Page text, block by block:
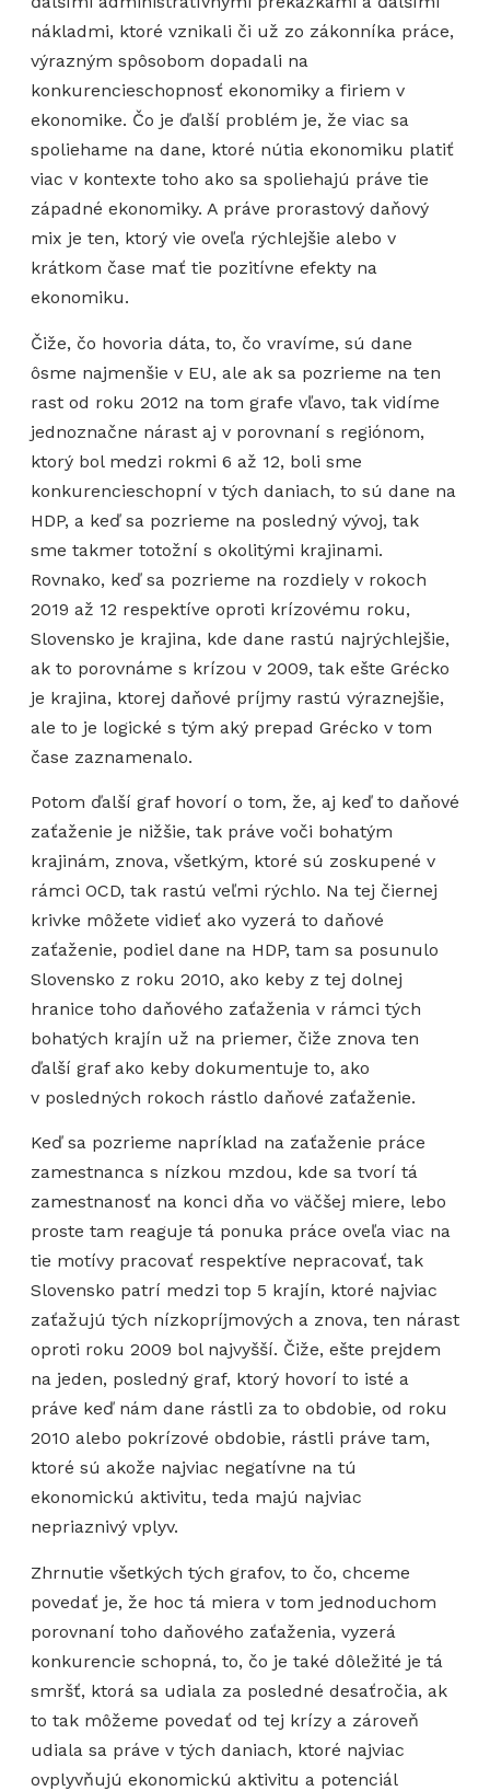
nákladmi, ktoré vznikali či už zo zákonníka práce,
výrazným spôsobom dopadali na
konkurencieschopnosť ekonomiky a firiem v
ekonomike. Čo je ďalší problém je, že viac sa
spoliehame na dane, ktoré nútia ekonomiku platiť
viac v kontexte toho ako sa spoliehajú práve tie
západné ekonomiky. A práve prorastový daňový
mix je ten, ktorý vie oveľa rýchlejšie alebo v
krátkom čase mať tie pozitívne efekty na
ekonomiku.
Čiže, čo hovoria dáta, to, čo vravíme, sú dane
ôsme najmenšie v EU, ale ak sa pozrieme na ten
rast od roku 2012 na tom grafe vľavo, tak vidíme
jednoznačne nárast aj v porovnaní s regiónom,
ktorý bol medzi rokmi 6 až 12, boli sme
konkurencieschopní v tých daniach, to sú dane na
HDP, a keď sa pozrieme na posledný vývoj, tak
sme takmer totožní s okolitými krajinami.
Rovnako, keď sa pozrieme na rozdiely v rokoch
2019 až 12 respektíve oproti krízovému roku,
Slovensko je krajina, kde dane rastú najrýchlejšie,
ak to porovnáme s krízou v 2009, tak ešte Grécko
je krajina, ktorej daňové príjmy rastú výraznejšie,
ale to je logické s tým aký prepad Grécko v tom
čase zaznamenalo.
Potom ďalší graf hovorí o tom, že, aj keď to daňové
zaťaženie je nižšie, tak práve voči bohatým
krajinám, znova, všetkým, ktoré sú zoskupené v
rámci OCD, tak rastú veľmi rýchlo. Na tej čiernej
krivke môžete vidieť ako vyzerá to daňové
zaťaženie, podiel dane na HDP, tam sa posunulo
Slovensko z roku 2010, ako keby z tej dolnej
hranice toho daňového zaťaženia v rámci tých
bohatých krajín už na priemer, čiže znova ten
ďalší graf ako keby dokumentuje to, ako
v posledných rokoch rástlo daňové zaťaženie.
Keď sa pozrieme napríklad na zaťaženie práce
zamestnanca s nízkou mzdou, kde sa tvorí tá
zamestnanosť na konci dňa vo väčšej miere, lebo
proste tam reaguje tá ponuka práce oveľa viac na
tie motívy pracovať respektíve nepracovať, tak
Slovensko patrí medzi top 5 krajín, ktoré najviac
zaťažujú tých nízkopríjmových a znova, ten nárast
oproti roku 2009 bol najvyšší. Čiže, ešte prejdem
na jeden, posledný graf, ktorý hovorí to isté a
práve keď nám dane rástli za to obdobie, od roku
2010 alebo pokrízové obdobie, rástli práve tam,
ktoré sú akože najviac negatívne na tú
ekonomickú aktivitu, teda majú najviac
nepriaznivý vplyv.
Zhrnutie všetkých tých grafov, to čo, chceme
povedať je, že hoc tá miera v tom jednoduchom
porovnaní toho daňového zaťaženia, vyzerá
konkurencie schopná, to, čo je také dôležité je tá
smršť, ktorá sa udiala za posledné desaťročia, ak
to tak môžeme povedať od tej krízy a zároveň
udiala sa práve v tých daniach, ktoré najviac
ovplyvňujú ekonomickú aktivitu a potenciál